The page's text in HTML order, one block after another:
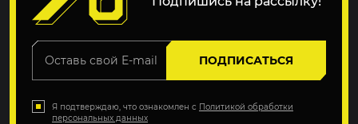
ПОДПИСАТЬСЯ
Я подтверждаю, что ознакомлен с Политикой обработки
персональных данных